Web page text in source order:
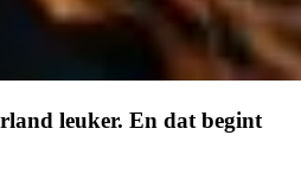
leuker. En dat begint